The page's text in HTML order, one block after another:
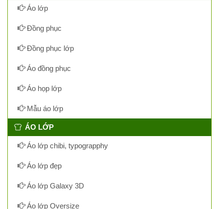
Áo lớp
Đồng phục
Đồng phục lớp
Áo đồng phục
Áo họp lớp
Mẫu áo lớp
ÁO LỚP
Áo lớp chibi, typograpphy
Áo lớp đẹp
Áo lớp Galaxy 3D
Áo lớp Oversize